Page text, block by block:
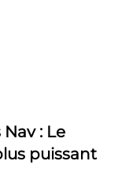
: Le
puissant